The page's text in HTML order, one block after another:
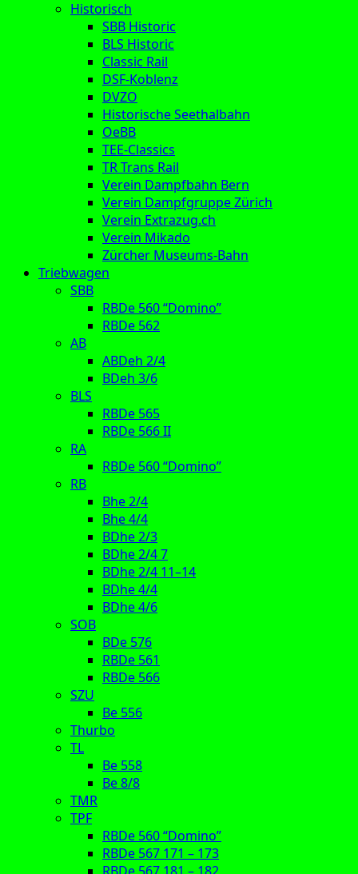
Historisch
SBB Historic
BLS Historic
Classic Rail
DSF-Koblenz
DVZO
Historische Seethalbahn
OeBB
TEE-Classics
TR Trans Rail
Verein Dampfbahn Bern
Verein Dampfgruppe Zürich
Verein Extrazug.ch
Verein Mikado
Zürcher Museums-Bahn
Triebwagen
SBB
RBDe 560 “Domino”
RBDe 562
AB
ABDeh 2/4
BDeh 3/6
BLS
RBDe 565
RBDe 566 II
RA
RBDe 560 “Domino”
RB
Bhe 2/4
Bhe 4/4
BDhe 2/3
BDhe 2/4 7
BDhe 2/4 11–14
BDhe 4/4
BDhe 4/6
SOB
BDe 576
RBDe 561
RBDe 566
SZU
Be 556
Thurbo
TL
Be 558
Be 8/8
TMR
TPF
RBDe 560 “Domino”
RBDe 567 171 – 173